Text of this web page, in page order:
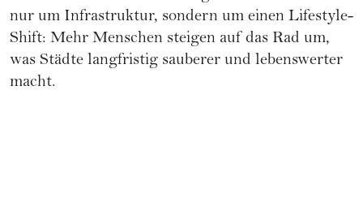
nur um Infrastruktur, sondern um einen Lifestyle-
Shift: Mehr Menschen steigen auf das Rad um,
was Städte langfristig sauberer und lebenswerter
macht.